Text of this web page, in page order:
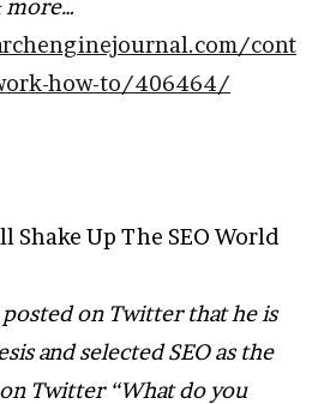
more…
cont
how-to/406464/
Shake Up The SEO World
posted on Twitter that he is
and selected SEO as the
Twitter “What do you